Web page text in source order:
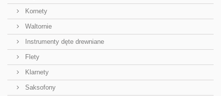
Kornety
Waltornie
Instrumenty dęte drewniane
Flety
Klarnety
Saksofony